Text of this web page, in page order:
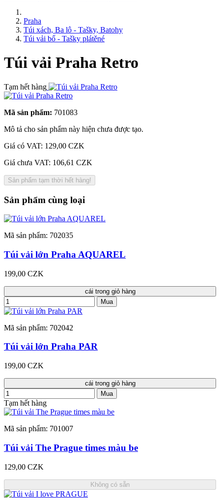
Praha
Túi xách, Ba lô - Tašky, Batohy
Túi vải bố - Tašky plátěné
Túi vải Praha Retro
Tạm hết hàng
Mã sản phẩm: 701083
Mô tả cho sản phẩm này hiện chưa được tạo.
Giá có VAT: 129,00 CZK
Giá chưa VAT: 106,61 CZK
Sản phẩm tạm thời hết hàng!
Sản phẩm cùng loại
Mã sản phẩm: 702035
Túi vải lớn Praha AQUAREL
199,00 CZK
cái trong giỏ hàng
Mua
Mã sản phẩm: 702042
Túi vải lớn Praha PAR
199,00 CZK
cái trong giỏ hàng
Mua
Tạm hết hàng
Mã sản phẩm: 701007
Túi vải The Prague times màu be
129,00 CZK
Không có sẵn